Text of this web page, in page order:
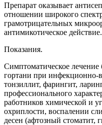
Препарат оказывает
отношении широкого
грамотрицательных
антимикотическое действие.
Показания.
Симптоматическое лечение
гортани при инфекционно-
тонзиллит, фарингит,
профессионального
работников химической и
охриплости, воспалении
десен (афтозный стоматит,